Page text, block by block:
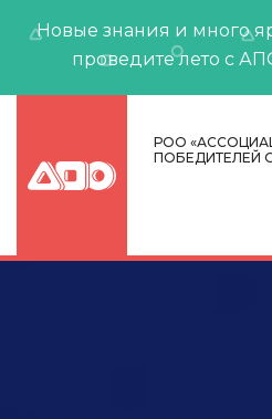
Новые знания и много
проведите лето с
РОО
ПОБЕДИТЕЛЕЙ